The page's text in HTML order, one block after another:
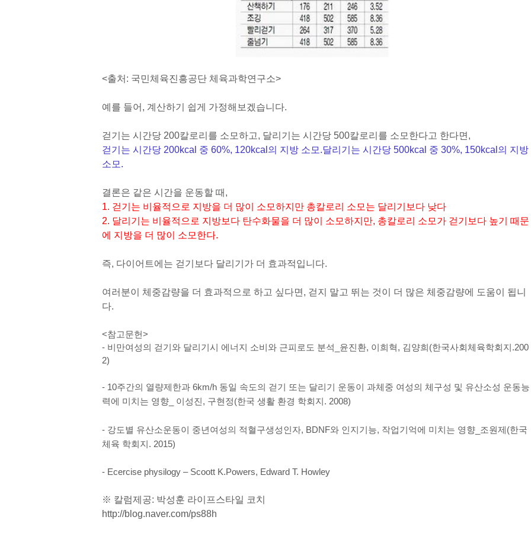
<출처: 국민체육진흥공단 체육과학연구소>
예를 들어, 계산하기 쉽게 가정해보겠습니다.
걷기는 시간당 200칼로리를 소모하고, 달리기는 시간당 500칼로리를 소모한다고 한다면,
걷기는 시간당 200kcal 중 60%, 120kcal의 지방 소모.달리기는 시간당 500kcal 중 30%, 150kcal의 지방
소모.
결론은 같은 시간을 운동할 때,
1. 걷기는 비율적으로 지방을 더 많이 소모하지만 총칼로리 소모는 달리기보다 낮다
2. 달리기는 비율적으로 지방보다 탄수화물을 더 많이 소모하지만, 총칼로리 소모가 걷기보다 높기 때문
에 지방을 더 많이 소모한다.
즉, 다이어트에는 걷기보다 달리기가 더 효과적입니다.
여러분이 체중감량을 더 효과적으로 하고 싶다면, 걷지 말고 뛰는 것이 더 많은 체중감량에 도움이 됩니
다.
<참고문헌>
- 비만여성의 걷기와 달리기시 에너지 소비와 근피로도 분석_윤진환, 이희혁, 김양희(한국사회체육학회지.200
2)
- 10주간의 열량제한과 6km/h 동일 속도의 걷기 또는 달리기 운동이 과체중 여성의 체구성 및 유산소성 운동능
력에 미치는 영향_ 이성진, 구현정(한국 생활 환경 학회지. 2008)
- 강도별 유산소운동이 중년여성의 적혈구생성인자, BDNF와 인지기능, 작업기억에 미치는 영향_조원제(한국
체육 학회지. 2015)
- Ecercise physilogy – Scoott K.Powers, Edward T. Howley
※ 칼럼제공: 박성훈 라이프스타일 코치
http://blog.naver.com/ps88h